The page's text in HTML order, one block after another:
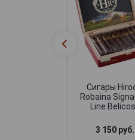
Сигары
Robaina
Line
3 150 руб.